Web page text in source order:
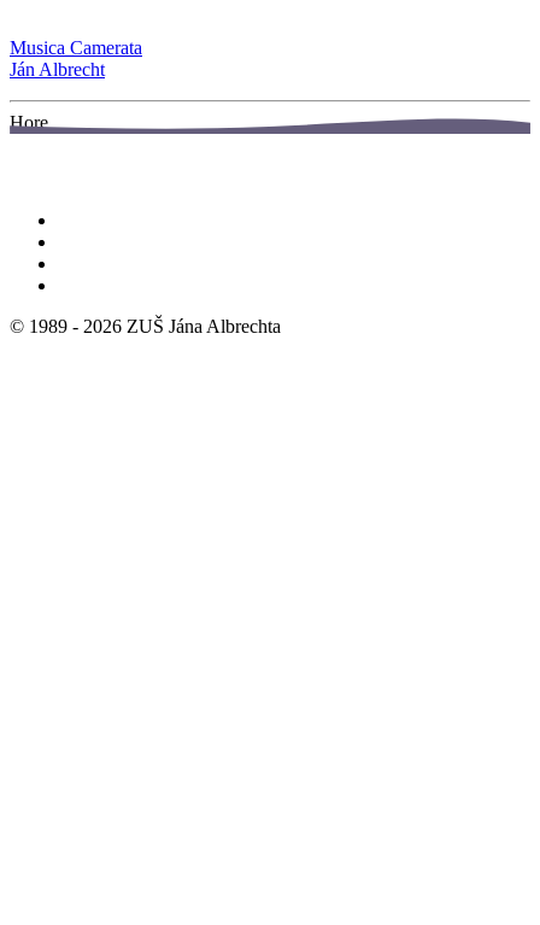
Musica Camerata
Ján Albrecht
Hore
© 1989 - 2026 ZUŠ Jána Albrechta